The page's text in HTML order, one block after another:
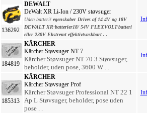
136292
DEWALT
DeWalt XR Li-Ion / 230V støvsuger
Uden batteri! egenskaber Drives af 14 4V og 18V
DEWALT XR-batterier18/ 54V FLEXVOLT-batteri
eller 230V Ekstremt effektivtvaskbart . .
184819
KÄRCHER
Kärcher Støvsuger NT 7
Kärcher Støvsuger NT 70 3 Støvsuger,
beholder, uden pose, 3600 W . .
185313
KÄRCHER
Kärcher Støvsuger Prof
Kärcher Støvsuger Professional NT 22 1
Ap L Støvsuger, beholder, pose uden
pose . .